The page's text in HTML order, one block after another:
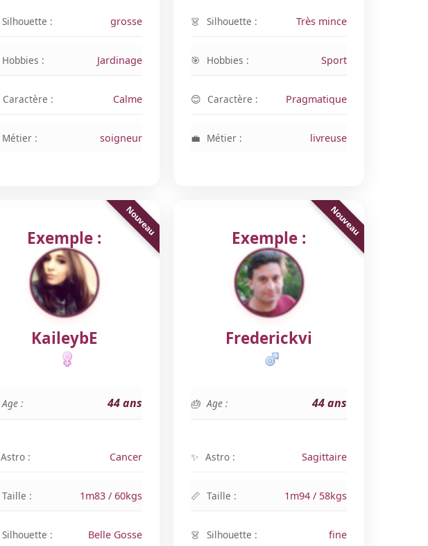
Silhouette : grosse
Hobbies : Jardinage
Caractère : Calme
Métier : soigneur
Silhouette : Très mince
Hobbies : Sport
Caractère : Pragmatique
Métier : livreuse
Exemple :
KaileybE
Age : 44 ans
Astro : Cancer
Taille : 1m83 / 60kgs
Silhouette : Belle Gosse
Exemple :
Frederickvi
Age : 44 ans
Astro : Sagittaire
Taille : 1m94 / 58kgs
Silhouette : fine